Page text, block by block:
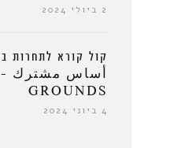
2 ביולי 2024
קול קורא לתחרות
GROUNDS
4 ביוני 2024